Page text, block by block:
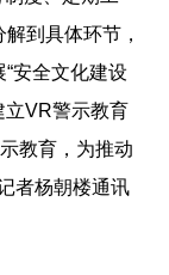
到具体环节，
安全文化建设
立VR警示教育
教育，为推动
者杨朝楼通讯